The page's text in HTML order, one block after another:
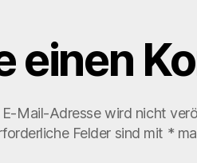
einen
E-Mail-Adresse wird nicht
Felder sind mit *